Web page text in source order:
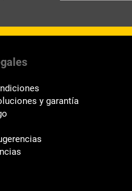
y garantía